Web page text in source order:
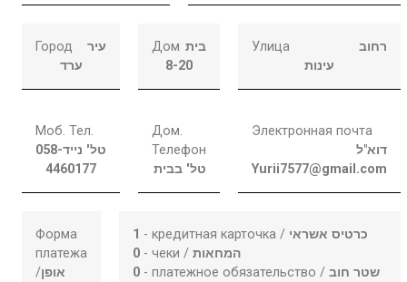
Город
עיר
ערד
Дом בית
8-20
Улица
רחוב
עינות
Моб. Тел.
טל' נייד058-
4460177
Дом.
Телефон
טל' בבית
Электронная почта
דוא"ל
Yurii7577@gmail.com
Форма
платежа
/אופן
1 - кредитная карточка / כרטיס אשראי
0 - чеки /המחאות
0 - платежное обязательство /שטר חוב